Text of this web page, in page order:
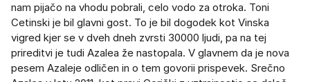
nam pijačo na vhodu pobrali, celo vodo za otroka. Toni
Cetinski je bil glavni gost. To je bil dogodek kot Vinska
vigred kjer se v dveh dneh zvrsti 30000 ljudi, pa na tej
prireditvi je tudi Azalea že nastopala. V glavnem da je nova
pesem Azaleje odličen in o tem govorii prispevek. Srečno